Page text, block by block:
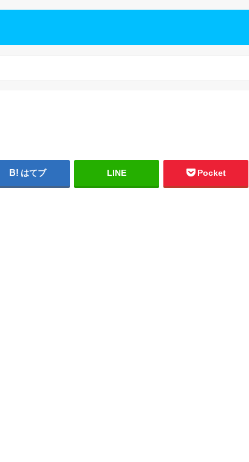
はてブ LINE Pocket